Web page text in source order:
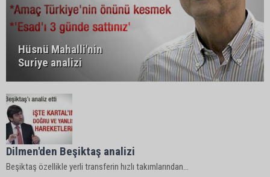
Hüsnü Mahalli'nin
Suriye analizi
Dilmen'den Beşiktaş analizi
Beşiktaş özellikle yerli transferin hızlı takımlarından...